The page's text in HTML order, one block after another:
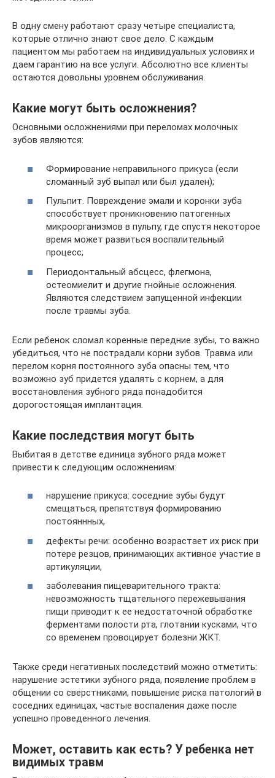
В одну смену работают сразу четыре специалиста,
которые отлично знают свое дело. С каждым
пациентом мы работаем на индивидуальных условиях и
даем гарантию на все услуги. Абсолютно все клиенты
остаются довольны уровнем обслуживания.
Какие могут быть осложнения?
Основными осложнениями при переломах молочных
зубов являются:
Формирование неправильного прикуса (если
сломанный зуб выпал или был удален);
Пульпит. Повреждение эмали и коронки зуба
способствует проникновению патогенных
микроорганизмов в пульпу, где спустя некоторое
время может развиться воспалительный
процесс;
Периодонтальный абсцесс, флегмона,
остеомиелит и другие гнойные осложнения.
Являются следствием запущенной инфекции
после травмы зуба.
Если ребенок сломал коренные передние зубы, то важно
убедиться, что не пострадали корни зубов. Травма или
перелом корня постоянного зуба опасны тем, что
возможно зуб придется удалять с корнем, а для
восстановления зубного ряда понадобится
дорогостоящая имплантация.
Какие последствия могут быть
Выбитая в детстве единица зубного ряда может
привести к следующим осложнениям:
нарушение прикуса: соседние зубы будут
смещаться, препятствуя формированию
постояннных,
дефекты речи: особенно возрастает их риск при
потере резцов, принимающих активное участие в
артикуляции,
заболевания пищеварительного тракта:
невозможность тщательного пережевывания
пищи приводит к ее недостаточной обработке
ферментами полости рта, глотании кусками, что
со временем провоцирует болезни ЖКТ.
Также среди негативных последствий можно отметить:
нарушение эстетики зубного ряда, появление проблем в
общении со сверстниками, повышение риска патологий в
соседних единицах, частые воспаления даже после
успешно проведенного лечения.
Может, оставить как есть? У ребенка нет
видимых травм